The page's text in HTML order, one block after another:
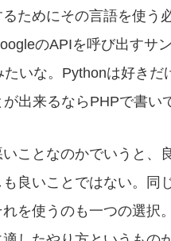
ためにその言語を使う
のAPIを呼び出すサ
いな。Pythonは好きだ
出来るならPHPで書い
ことなのかでいうと、
良いことではない。同
を使うのも一つの選択